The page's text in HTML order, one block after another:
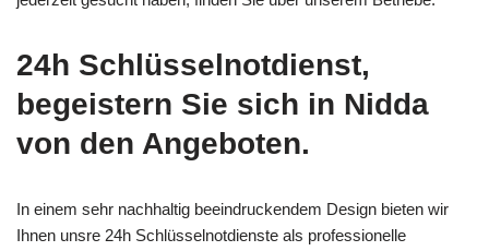
24h Schlüsselnotdienst,
begeistern Sie sich in Nidda
von den Angeboten.
In einem sehr nachhaltig beeindruckendem Design bieten wir
Ihnen unsre 24h Schlüsselnotdienste als professionelle